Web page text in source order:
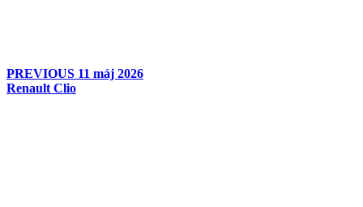
PREVIOUS 11 máj 2026
Renault Clio